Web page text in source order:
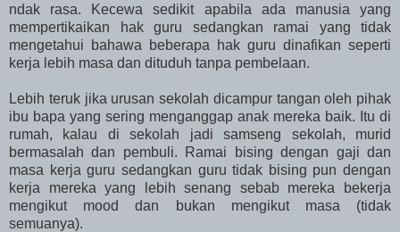
ndak rasa. Kecewa sedikit apabila ada manusia yang
mempertikaikan hak guru sedangkan ramai yang tidak
mengetahui bahawa beberapa hak guru dinafikan seperti
kerja lebih masa dan dituduh tanpa pembelaan.
Lebih teruk jika urusan sekolah dicampur tangan oleh pihak
ibu bapa yang sering menganggap anak mereka baik. Itu di
rumah, kalau di sekolah jadi samseng sekolah, murid
bermasalah dan pembuli. Ramai bising dengan gaji dan
masa kerja guru sedangkan guru tidak bising pun dengan
kerja mereka yang lebih senang sebab mereka bekerja
mengikut mood dan bukan mengikut masa (tidak
semuanya).